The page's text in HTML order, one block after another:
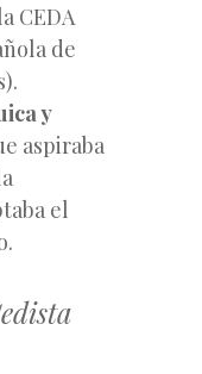
CEDA
de
y
aspiraba
el